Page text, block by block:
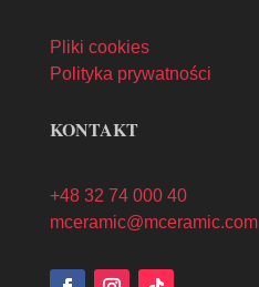
Pliki cookies
Polityka prywatności
KONTAKT
+48 32 74 000 40
mceramic@mceramic.com